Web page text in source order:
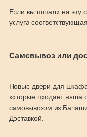
Если вы попали на эту
услуга
Самовывоз или
Новые двери для шкафа
которые продает наша
самовывозом из
Доставкой.